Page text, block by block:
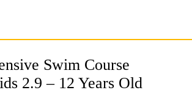
Swim Course
2.9 – 12 Years Old